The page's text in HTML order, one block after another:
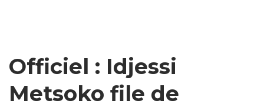
Officiel : Idjessi
Metsoko file de